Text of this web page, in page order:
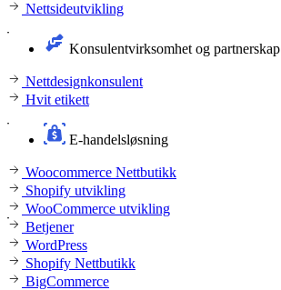
Nettsideutvikling
Konsulentvirksomhet og partnerskap
Nettdesignkonsulent
Hvit etikett
E-handelsløsning
Woocommerce Nettbutikk
Shopify utvikling
WooCommerce utvikling
Betjener
WordPress
Shopify Nettbutikk
BigCommerce